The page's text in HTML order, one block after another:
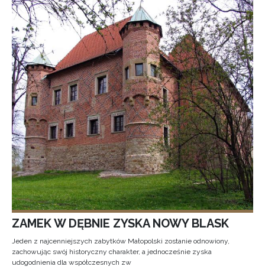
ZAMEK W DĘBNIE ZYSKA NOWY BLASK
Jeden z najcenniejszych zabytków Małopolski zostanie odnowiony,
zachowując swój historyczny charakter, a jednocześnie zyska
udogodnienia dla współczesnych zw